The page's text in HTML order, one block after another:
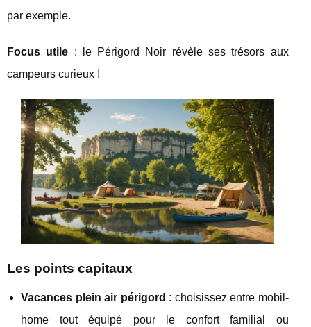
par exemple.
Focus utile : le Périgord Noir révèle ses trésors aux
campeurs curieux !
Les points capitaux
Vacances plein air périgord : choisissez entre mobil-
home tout équipé pour le confort familial ou